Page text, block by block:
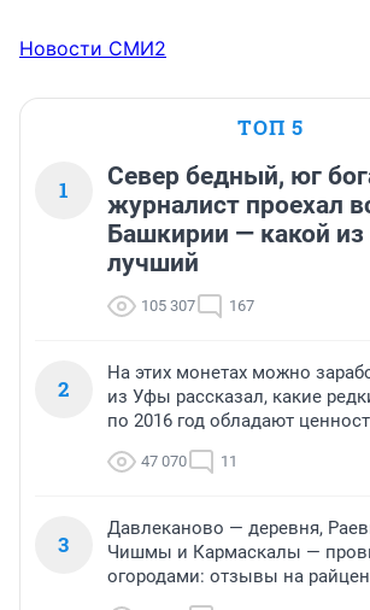
Новости СМИ2
ТОП 5
1
Север бедный, юг
журналист проехал
Башкирии — какой из
лучший
105 307 167
2
На этих монетах можно
из Уфы рассказал, какие
по 2016 год обладают
47 070 11
3
Давлеканово — деревня,
Чишмы и Кармаскалы —
огородами: отзывы на